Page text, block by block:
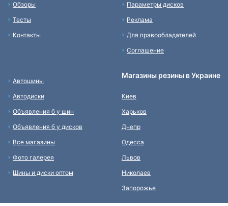
Обзоры
Тесты
Контакты
Параметры дисков
Реклама
Для правообладателей
Соглашение
Автошины
Автодиски
Объявления б у шин
Объявления б у дисков
Все магазины
Фото галерея
Шины и диски оптом
Магазины резины в Украине
Киев
Харьков
Днепр
Одесса
Львов
Николаев
Запорожье